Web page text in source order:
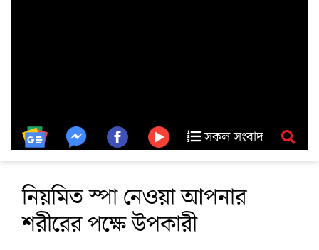
সকল সংবাদ
নিয়মিত স্পা নেওয়া আপনার
শরীরের পক্ষে উপকারী